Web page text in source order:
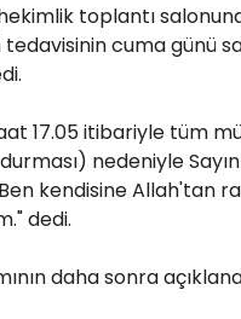
toplantı
tedavisinin cuma günü
17.05 itibariyle tüm
nedeniyle
kendisine Allah'tan
dedi.
daha sonra